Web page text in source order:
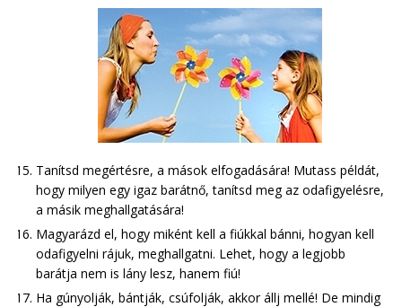
Tanítsd megértésre, a mások elfogadására! Mutass példát,
hogy milyen egy igaz barátnő, tanítsd meg az odafigyelésre,
a másik meghallgatására!
Magyarázd el, hogy miként kell a fiúkkal bánni, hogyan kell
odafigyelni rájuk, meghallgatni. Lehet, hogy a legjobb
barátja nem is lány lesz, hanem fiú!
Ha gúnyolják, bántják, csúfolják, akkor állj mellé! De mindig